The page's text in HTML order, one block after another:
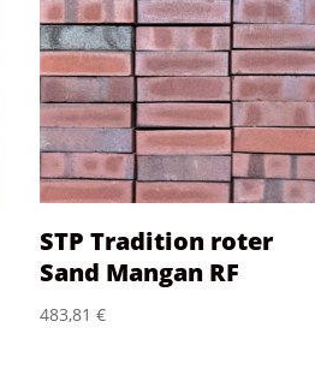
STP Tradition roter
Sand Mangan RF
483,81€